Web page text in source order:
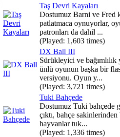
Taş Devri Kayaları
Dostumuz Barni ve Fred
patlatmaca oynuyorlar,
patronları da dahil ...
(Played: 1,603 times)
DX Ball III
Sürükleyici ve bağımlılık
ünlü oyunun başka bir
versiyonu. Oyun y...
(Played: 3,721 times)
Tuki Bahçede
Dostumuz Tuki bahçede
çıktı, bahçe sakinlerinden
hayvanlar tuk...
(Played: 1,336 times)